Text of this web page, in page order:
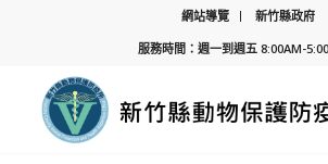
網站導覽
新竹縣政府
服務時間：週一到週五 8:00AM-